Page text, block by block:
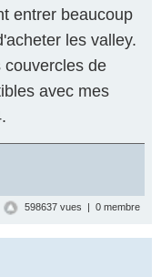
entrer beaucoup
les valley.
couvercles de
avec mes
598637 vues | 0 membre